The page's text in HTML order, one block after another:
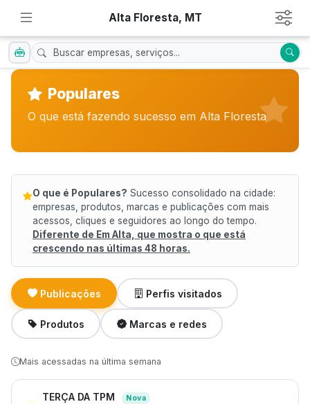
Alta Floresta, MT
Populares
O que está fazendo sucesso em Alta Floresta
O que é Populares? Sucesso consolidado na cidade:
empresas, produtos, marcas e publicações com mais
acessos, cliques e seguidores ao longo do tempo.
Diferente de Em Alta, que mostra o que está
crescendo nas últimas 48 horas.
Publicações Perfis visitados
Produtos Marcas e redes
Mais acessadas na última semana
TERÇA DA TPM Nova